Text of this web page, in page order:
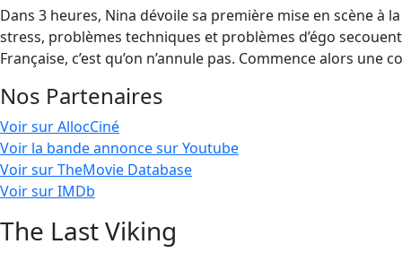
Dans 3 heures, Nina dévoile sa première mise en scène à
stress, problèmes techniques et problèmes d’égo
Française, c’est qu’on n’annule pas. Commence alors
Nos Partenaires
Voir sur AllocCiné
Voir la bande annonce sur Youtube
Voir sur TheMovie Database
Voir sur IMDb
The Last Viking